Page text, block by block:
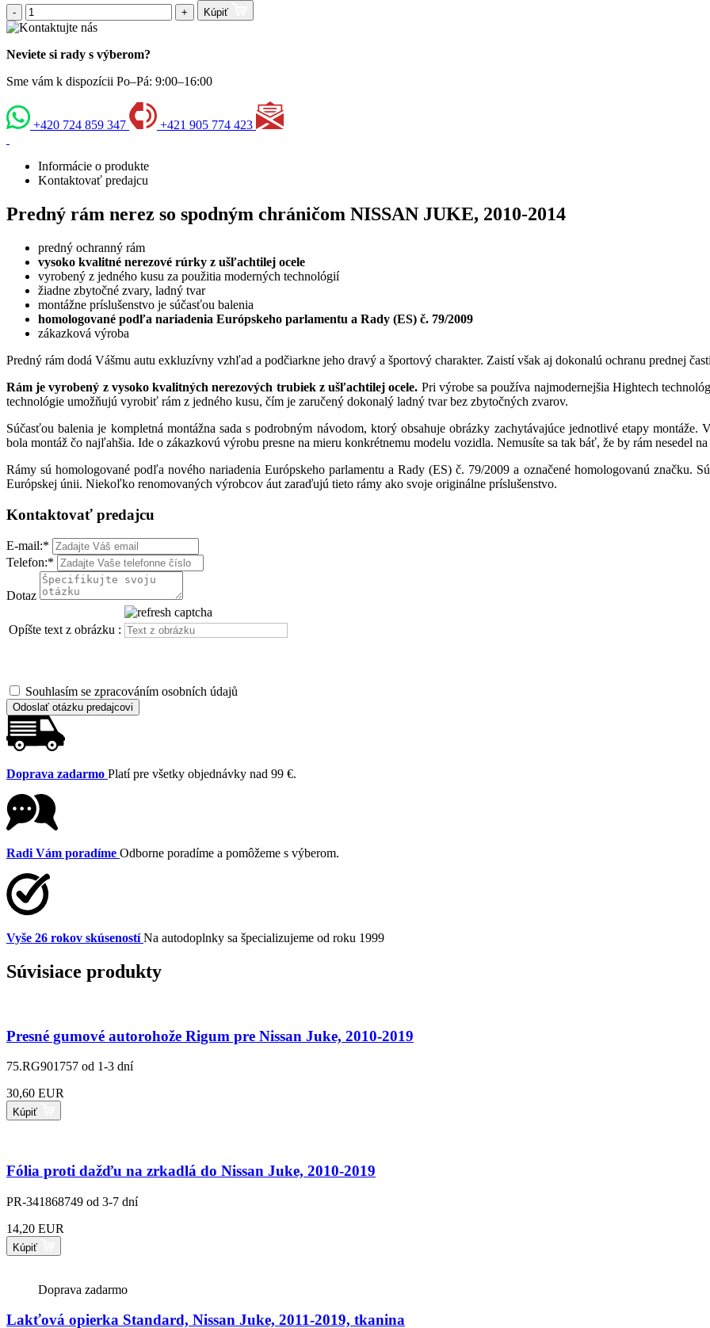
- + Kúpiť
Neviete si rady s výberom?
Sme vám k dispozícii Po–Pá: 9:00–16:00
+420 724 859 347 +421 905 774 423
Informácie o produkte
Kontaktovať predajcu
Predný rám nerez so spodným chráničom NISSAN JUKE, 2010-2014
predný ochranný rám
vysoko kvalitné nerezové rúrky z ušľachtilej ocele
vyrobený z jedného kusu za použitia moderných technológií
žiadne zbytočné zvary, ladný tvar
montážne príslušenstvo je súčasťou balenia
homologované podľa nariadenia Európskeho parlamentu a Rady (ES) č. 79/2009
zákazková výroba
Predný rám dodá Vášmu autu exkluzívny vzhľad a podčiarkne jeho dravý a športový charakter. Zaistí však aj dokonalú ochranu prednej
Rám je vyrobený z vysoko kvalitných nerezových trubiek z ušľachtilej ocele. Pri výrobe sa používa najmodernejšia Hightech
technológie umožňujú vyrobiť rám z jedného kusu, čím je zaručený dokonalý ladný tvar bez zbytočných zvarov.
Súčasťou balenia je kompletná montážna sada s podrobným návodom, ktorý obsahuje obrázky zachytávajúce jednotlivé etapy
bola montáž čo najľahšia. Ide o zákazkovú výrobu presne na mieru konkrétnemu modelu vozidla. Nemusíte sa tak báť, že by rám nesedel
Rámy sú homologované podľa nového nariadenia Európskeho parlamentu a Rady (ES) č. 79/2009 a označené homologovanú značku.
Európskej únii. Niekoľko renomovaných výrobcov áut zaraďujú tieto rámy ako svoje originálne príslušenstvo.
Kontaktovať predajcu
E-mail:*
Telefon:*
Dotaz
Opíšte text z obrázku :
Souhlasím se zpracováním osobních údajů
Odoslať otázku predajcovi
Doprava zadarmo Platí pre všetky objednávky nad 99 €.
Radi Vám poradíme Odborne poradíme a pomôžeme s výberom.
Vyše 26 rokov skúseností Na autodoplnky sa špecializujeme od roku 1999
Súvisiace produkty
Presné gumové autorohože Rigum pre Nissan Juke, 2010-2019
75.RG901757 od 1-3 dní
30,60 EUR
Kúpiť
Fólia proti dažďu na zrkadlá do Nissan Juke, 2010-2019
PR-341868749 od 3-7 dní
14,20 EUR
Kúpiť
Doprava zadarmo
Lakťová opierka Standard, Nissan Juke, 2011-2019, tkanina